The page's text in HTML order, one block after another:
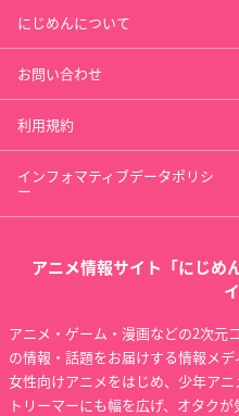
にじめんについて
お問い合わせ
利用規約
インフォマティブデータポリシ
ー
アニメ情報サイト「にじめ
アニメ・ゲーム・漫画などの2次元
の情報・話題をお届けする情報メデ
女性向けアニメをはじめ、少年ア
トリーマーにも幅を広げ、オタク